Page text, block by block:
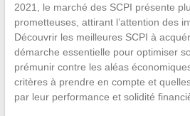
2021, le marché des SCPI présente
prometteuses, attirant l’attention des
Découvrir les meilleures SCPI à
démarche essentielle pour optimiser
prémunir contre les aléas
critères à prendre en compte et
par leur performance et solidité